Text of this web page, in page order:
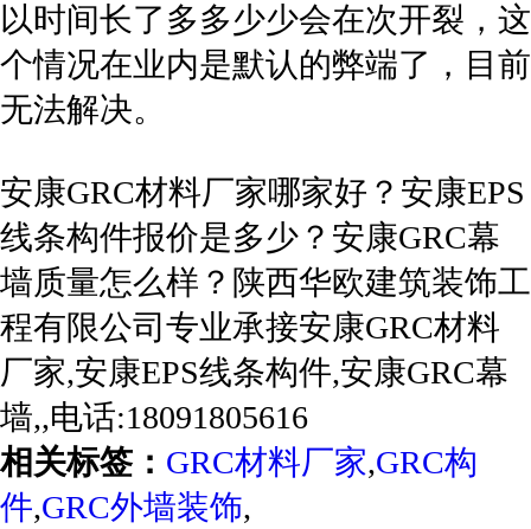
以时间长了多多少少会在次开裂，这
个情况在业内是默认的弊端了，目前
无法解决。
安康GRC材料厂家哪家好？安康EPS
线条构件报价是多少？安康GRC幕
墙质量怎么样？陕西华欧建筑装饰工
程有限公司专业承接安康GRC材料
厂家,安康EPS线条构件,安康GRC幕
墙,,电话:18091805616
相关标签： GRC材料厂家,GRC构
件,GRC外墙装饰,